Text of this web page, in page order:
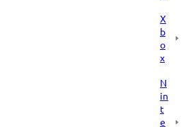
X
b
o
x
N
in
t
e